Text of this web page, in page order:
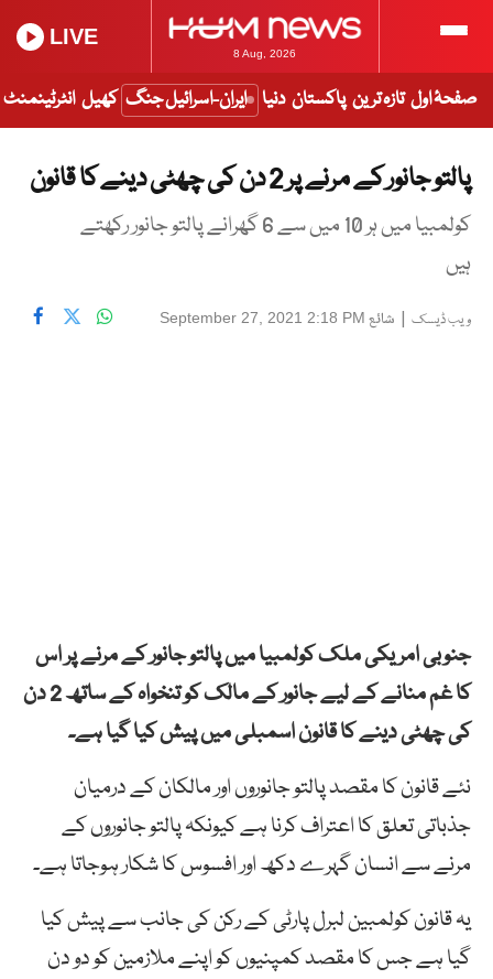
8 Aug, 2026
LIVE
صفحۂ اول تازہ ترین پاکستان دنیا ایران-اسرائیل جنگ کھیل انٹرٹینمنٹ
پالتو جانور کے مرنے پر 2 دن کی چھٹی دینے کا قانون
کولمبیا میں ہر 10 میں سے 6 گھرانے پالتو جانور رکھتے
ہیں
ویب ڈیسک | شائع September 27, 2021 2:18 PM
جنوبی امریکی ملک کولمبیا میں پالتو جانور کے مرنے پر اس
کا غم منانے کے لیے جانور کے مالک کو تنخواہ کے ساتھ 2 دن
کی چھٹی دینے کا قانون اسمبلی میں پیش کیا گیا ہے۔
نئے قانون کا مقصد پالتو جانوروں اور مالکان کے درمیان
جذباتی تعلق کا اعتراف کرنا ہے کیونکہ پالتو جانوروں کے
مرنے سے انسان گہرے دکھ اور افسوس کا شکار ہوجاتا ہے۔
یہ قانون کولمبین لبرل پارٹی کے رکن کی جانب سے پیش کیا
گیا ہے جس کا مقصد کمپنیوں کو اپنے ملازمین کو دو دن